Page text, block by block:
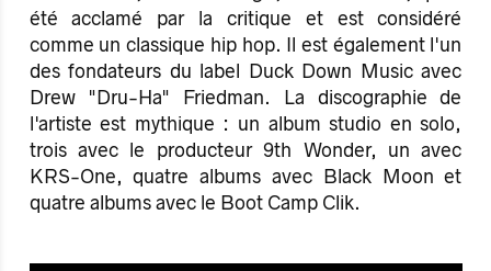
été acclamé par la critique et est considéré
comme un classique hip hop. Il est également l'un
des fondateurs du label Duck Down Music avec
Drew "Dru-Ha" Friedman. La discographie de
l'artiste est mythique : un album studio en solo,
trois avec le producteur 9th Wonder, un avec
KRS-One, quatre albums avec Black Moon et
quatre albums avec le Boot Camp Clik.